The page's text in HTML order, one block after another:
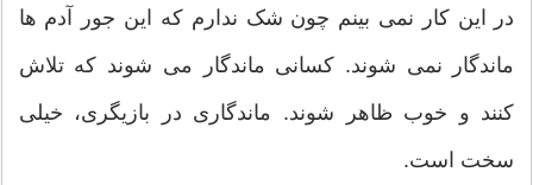
در این کار نمی بینم چون شک ندارم که این جور آدم ها
ماندگار نمی شوند. کسانی ماندگار می شوند که تلاش
کنند و خوب ظاهر شوند. ماندگاری در بازیگری، خیلی
سخت است.